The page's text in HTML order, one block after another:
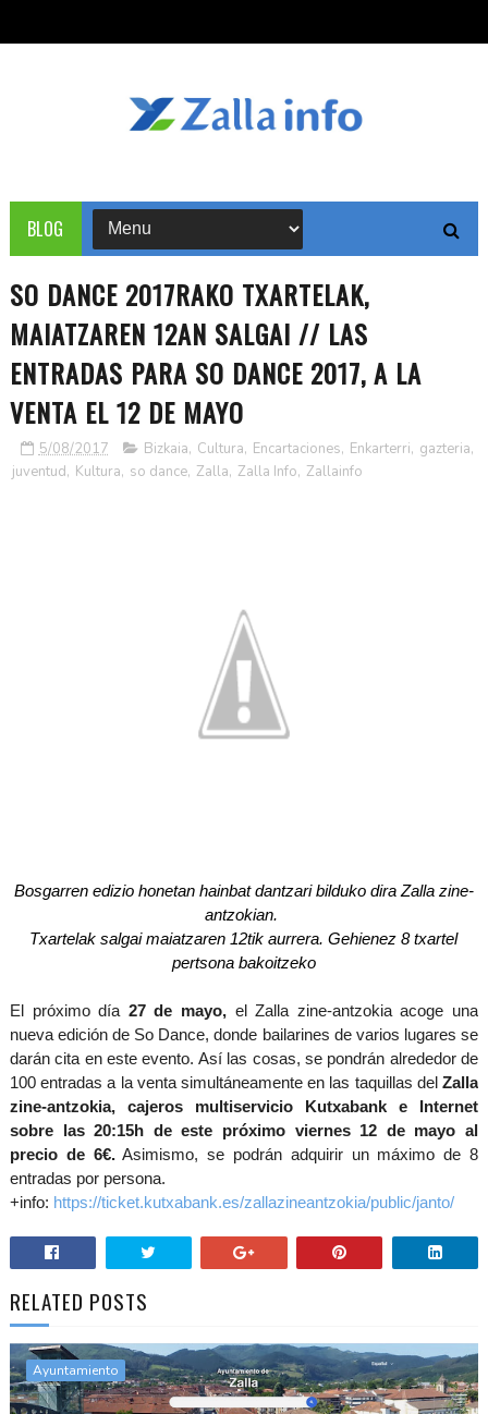
BLOG
SO DANCE 2017RAKO TXARTELAK,
MAIATZAREN 12AN SALGAI // LAS
ENTRADAS PARA SO DANCE 2017, A LA
VENTA EL 12 DE MAYO
5/08/2017 Bizkaia, Cultura, Encartaciones, Enkarterri, gazteria,
juventud, Kultura, so dance, Zalla, Zalla Info, Zallainfo
Bosgarren edizio honetan hainbatdantzari bilduko dira Zalla zine-
antzokian.
Txartelak salgai maiatzaren 12tik aurrera. Gehienez 8 txartel
pertsona bakoitzeko
El próximo día 27 de mayo, el Zalla zine-antzokia acoge una
nueva edición de So Dance, donde bailarines de varios lugares se
darán cita en este evento. Así las cosas, se pondrán alrededor de
100 entradas a la venta simultáneamente en las taquillas delZalla
zine-antzokia, cajeros multiservicio Kutxabank e Internet
sobre las 20:15h de este próximo viernes 12 de mayo al
precio de 6€.Asimismo, se podrán adquirir un máximo de 8
entradas por persona.
+info: https://ticket.kutxabank.es/zallazineantzokia/public/janto/
RELATED POSTS
Ayuntamiento